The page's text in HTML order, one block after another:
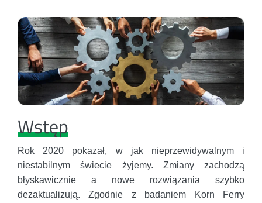
Wstęp
Rok 2020 pokazał, w jak nieprzewidywalnym i
niestabilnym świecie żyjemy. Zmiany zachodzą
błyskawicznie a nowe rozwiązania szybko
dezaktualizują. Zgodnie z badaniem Korn Ferry